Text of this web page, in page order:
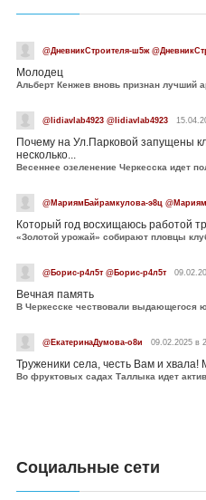
@ДневникСтроителя-ш5ж
Молодец
Альберт Кенжев вновь признан лучший
@lidiavlab4923 @lidiavlab4923
Почему на Ул.Парковой запущены
несколько...
Весеннее озеленение Черкесска идет
@МариямБайрамкулова-э8ц
Который год восхищаюсь работой
«Золотой урожай» собирают пловцы
@Борис-р4л5т @Борис-р4л5т
Вечная память
@ЕкатеринаДумова-о8и 09.02.2025 в
Труженики села, честь Вам и
Во фруктовых садах Таллыка идет
Социальные сети